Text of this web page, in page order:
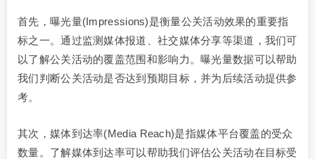
首先，曝光量(Impressions)是衡量公关活动效果的重要指
标之一。通过监测媒体报道、社交媒体分享等渠道，我们可
以了解公关活动的覆盖范围和影响力。曝光量数据可以帮助
我们判断公关活动是否达到预期目标，并为后续活动提供参
考。
其次，媒体到达率(Media Reach)是指媒体平台覆盖的受众
数量。了解媒体到达率可以帮助我们评估公关活动在目标受